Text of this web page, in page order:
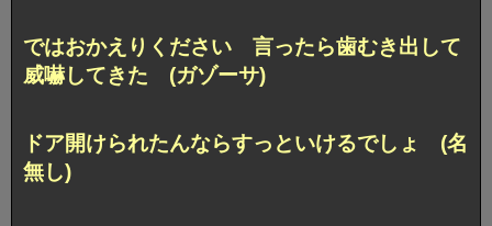
ではおかえりください 言ったら歯むき出して
威嚇してきた (ガゾーサ)
ドア開けられたんならすっといけるでしょ (名
無し)